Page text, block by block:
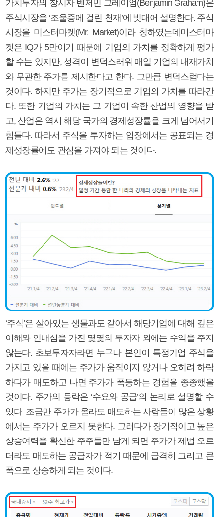
가치투자의 창시자 벤저민 그레이엄(Benjamin Graham)은
주식시장을 ‘조울증에 걸린 천재’에 빗대어 설명한다. 주식
시장을 미스터마켓(Mr. Market)이라 칭하였는데미스터마
켓은 IQ가 5만이기 때문에 기업의 가치를 정확하게 평가
할 수는 있지만, 성격이 변덕스러워 매일 기업의 내재가치
와 무관한 주가를 제시한다고 한다. 그만큼 변덕스럽다는
것이다. 하지만 주가는 장기적으로 기업의 가치를 따라간
다. 또한 기업의 가치는 그 기업이 속한 산업의 영향을 받
고, 산업은 역시 해당 국가의 경제성장률을 크게 넘어서기
힘들다. 따라서 주식을 투자하는 입장에서는 공표되는 경
제성장률에도 관심을 가져야 되는 것이다.
‘주식’은 살아있는 생물과도 같아서 해당기업에 대해 깊은
이해와 인내심을 가진 몇몇의 투자자 외에는 수익을 주지
않는다. 초보투자자라면 누구나 본인이 특정기업 주식을
가지고 있을 때에는 주가가 움직이지 않거나 오히려 하락
하다가 매도하고 나면 주가가 폭등하는 경험을 종종했을
것이다. 주가의 등락은 ‘수요와 공급’의 논리로 설명할 수
있다. 조금만 주가가 올라도 매도하는 사람들이 많은 상황
에서는 주가가 오르지 못한다. 그러다가 장기적이고 높은
상승여력을 확신한 주주들만 남게 되면 주가가 제법 오르
더라도 매도하는 공급자가 적기 때문에 급격히 그리고 큰
폭으로 상승하게 되는 것이다.